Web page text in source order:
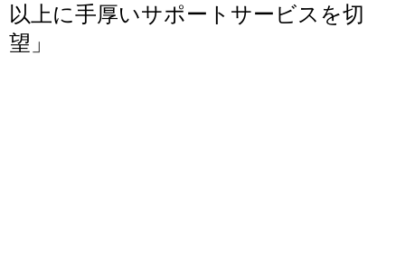
以上に手厚いサポートサービスを切
望」